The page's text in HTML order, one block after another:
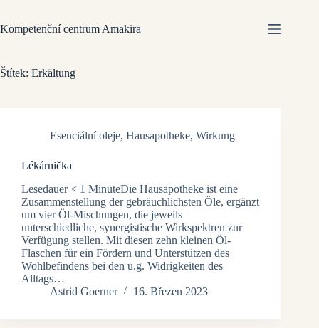
Kompetenční centrum Amakira
Štítek: Erkältung
Esenciální oleje, Hausapotheke, Wirkung
Lékárnička
Lesedauer < 1 MinuteDie Hausapotheke ist eine
Zusammenstellung der gebräuchlichsten Öle, ergänzt
um vier Öl-Mischungen, die jeweils
unterschiedliche, synergistische Wirkspektren zur
Verfügung stellen. Mit diesen zehn kleinen Öl-
Flaschen für ein Fördern und Unterstützen des
Wohlbefindens bei den u.g. Widrigkeiten des
Alltags…
Astrid Goerner
16. Březen 2023